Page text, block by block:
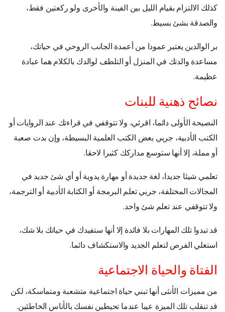
كذلك الالتزام بقيام الليل بين الفينة والأخرى ولو ركعتين فقط،
والصدقة بشئ بسيط.
بر الوالدين يعتبر عمودا من أعمدة الجانب الروحي في حياتك،
مساعدة والدتك في المنزل أو التلطف لوالدك بالكلام هما عبادة
عظيمة.
نصائح ذهنية للبنات
النصيحة الأولى دائما، اقرئي، ولا تتوقفي في قراءتك عند الروايات أو
الكتب الأدبية، جربي بعض الكتب العلمية البسيطة، وإن بدت صعبة
أو مملة، إلا أنها ستوسع مداركك كثيرا لاحقا.
تعلمي شيئا جديدا، لغة جديدة أو مهارة يدوية أو أي شئ جديد في
المجالات المختلفة، جربي تعلم البرمجة أو الكتابة الأدبية أو الترجمة،
ولا تتوقفي عند تعلم شئ واحد.
قد تبدوا تلك المهارات بلا فائدة إلا أنها ستفيدك في حياتك بلا شك،
استغلي الفرص لتعلم الجديد والاستكشاف دائما.
الفتاة والحياة الاجتماعية
من مميزات الأنثى أنها تبني حياة اجتماعية متشعبة ومتماسكة، لكن
قد تنقلب تلك الميزة عيبا عندما تحيطين نفسك بالأناس الخاطئين.